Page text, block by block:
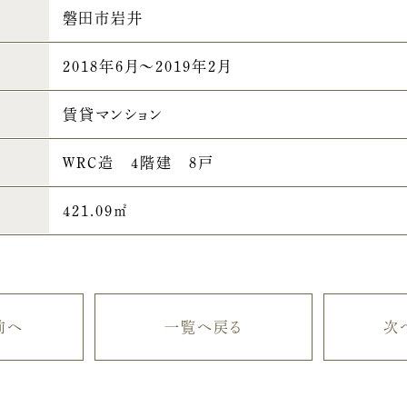
磐田市岩井
2018年6月～2019年2月
賃貸マンション
WRC造 4階建 8戸
421.09㎡
へ 一覧へ戻る 次